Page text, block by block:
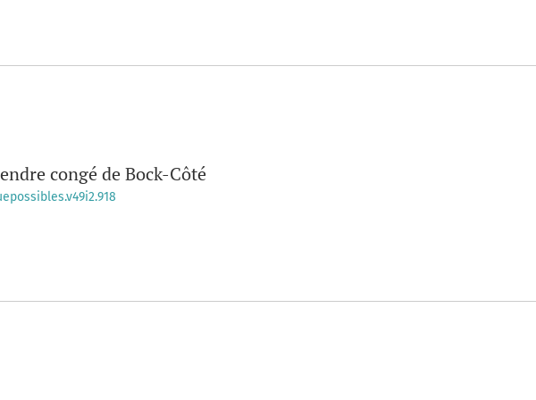
congé de Bock-Côté